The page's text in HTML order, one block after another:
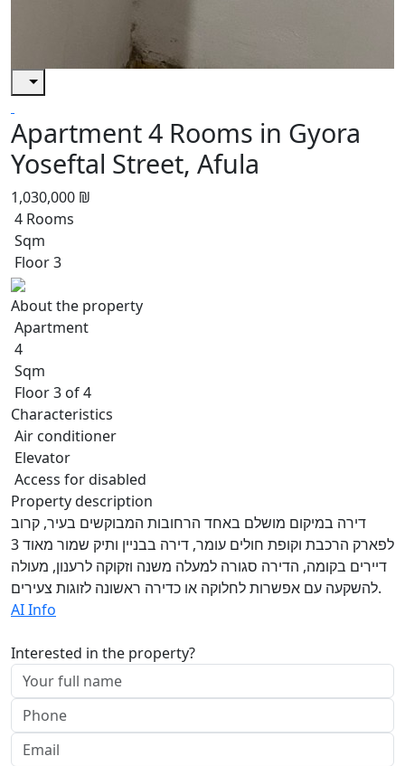
Apartment 4 Rooms in Gyora
Yoseftal Street, Afula
1,030,000 ₪
4 Rooms
Sqm
Floor 3
About the property
Apartment
4
Sqm
Floor 3 of 4
Characteristics
Air conditioner
Elevator
Access for disabled
Property description
דירה במיקום מושלם באחד הרחובות המבוקשים בעיר, קרוב
לפארק הרכבת וקופת חולים עומר, דירה בבניין ותיק שמור מאוד 3
דיירים בקומה, הדירה סגורה למעלה משנה וזקוקה לרענון, מעולה
להשקעה עם אפשרות לחלוקה או כדירה ראשונה לזוגות צעירים.
AI Info
Interested in the property?